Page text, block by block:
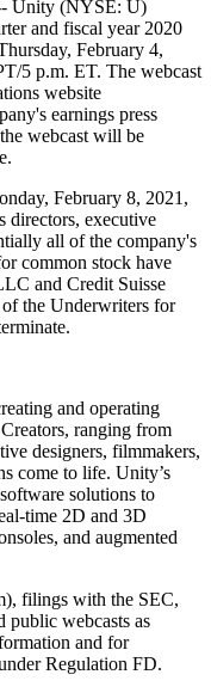
lassen
Spielen
Insidern an
Unity (NYSE: U)
and fiscal year 2020
February 4,
5 p.m. ET. The webcast
website
earnings press
webcast will be
February 8, 2021,
directors, executive
all of the company's
common stock have
and Credit Suisse
the Underwriters for
and operating
ranging from
designers, filmmakers,
come to life. Unity’s
solutions to
time 2D and 3D
and augmented
filings with the SEC,
public webcasts as
and for
Regulation FD.